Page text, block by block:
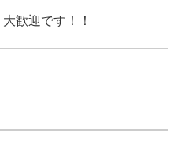
歓迎です！！